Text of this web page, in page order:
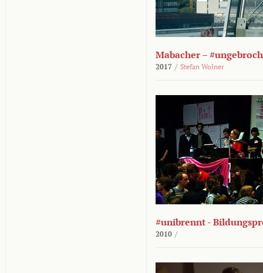
Mabacher –
2017 / Stefan Wolner
#unibrennt -
2010 /